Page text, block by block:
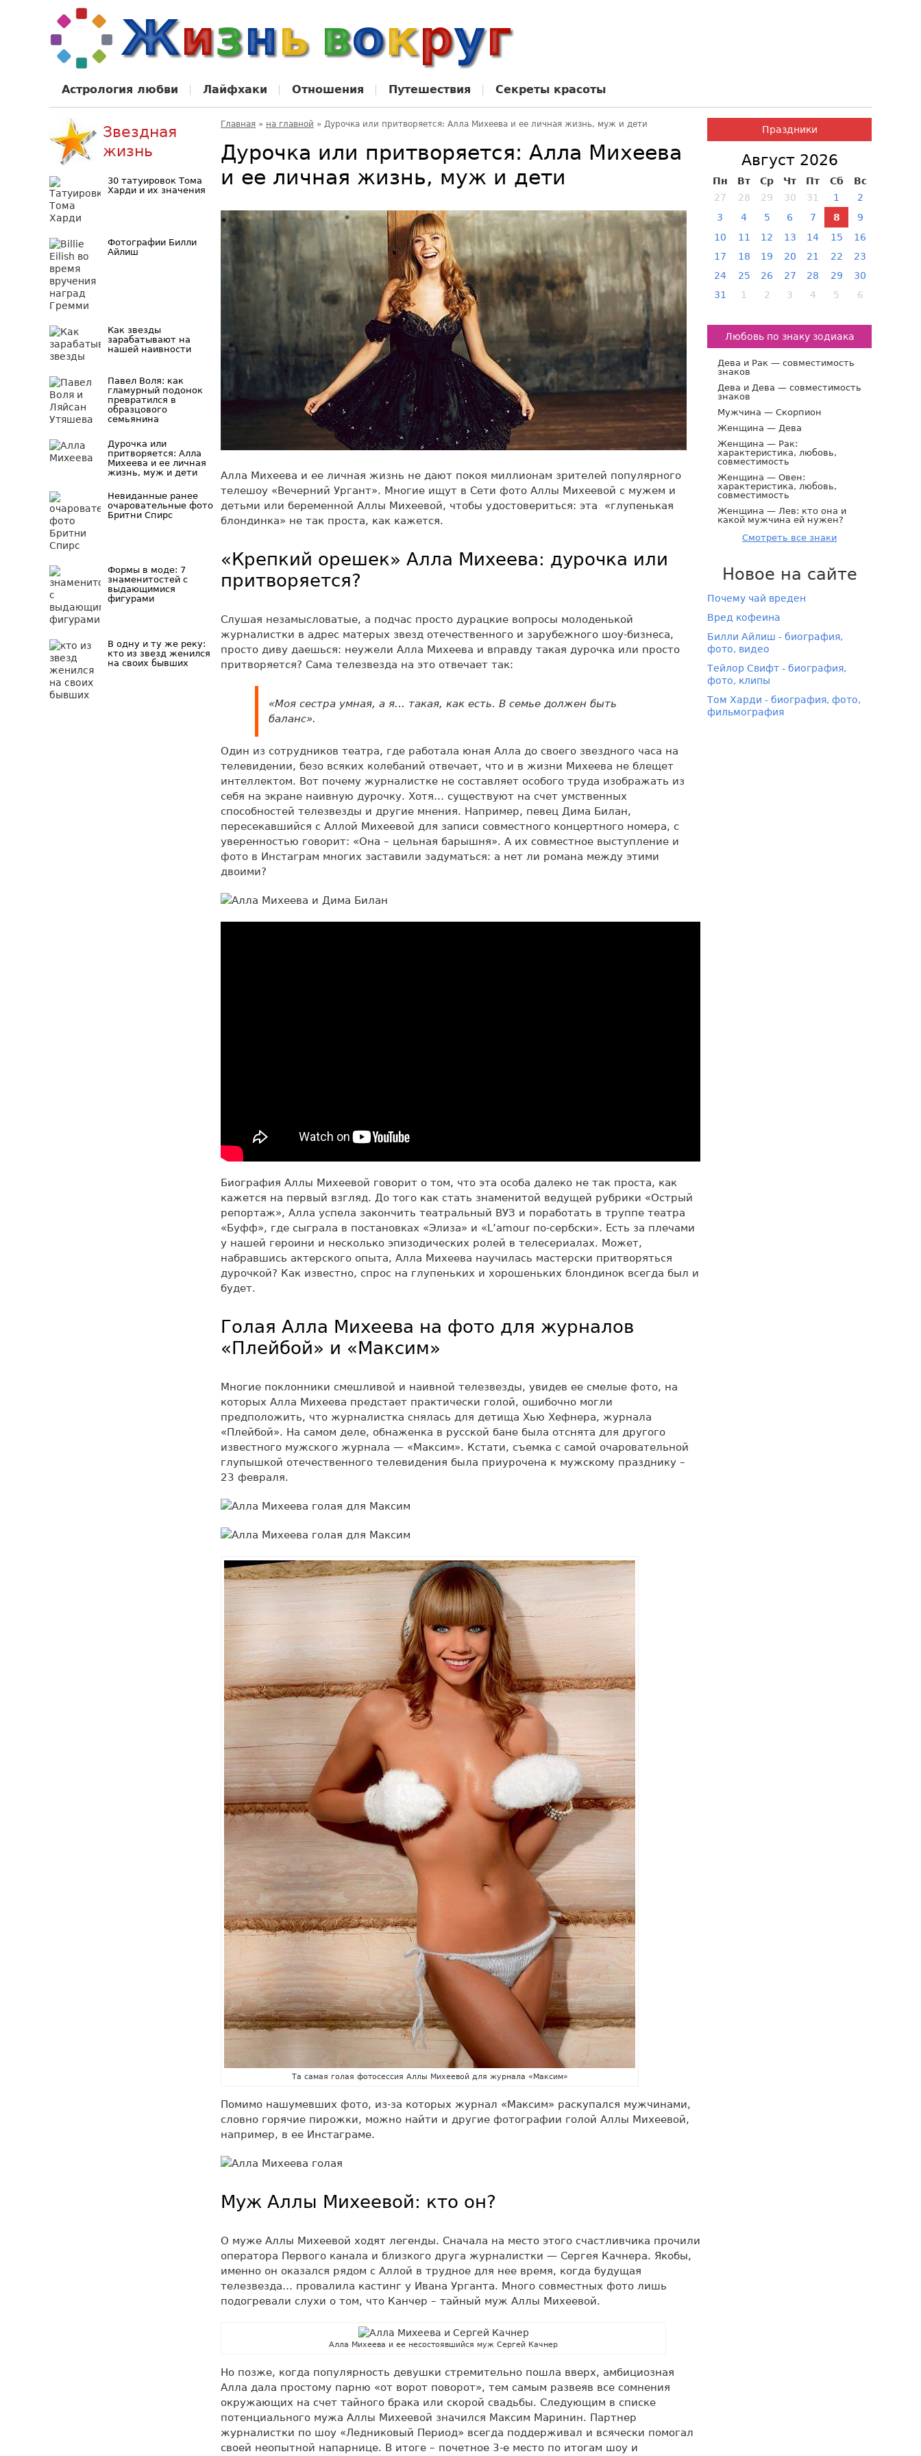
Астрология любви Лайфхаки Отношения Путешествия Секреты красоты
Главная » на главной » Дурочка или притворяется: Алла Михеева и ее личная жизнь, муж и дети
Дурочка или притворяется: Алла Михеева
и ее личная жизнь, муж и дети
Алла Михеева и ее личная жизнь не дают покоя миллионам зрителей популярного
телешоу «Вечерний Ургант». Многие ищут в Сети фото Аллы Михеевой с мужем и
детьми или беременной Аллы Михеевой, чтобы удостовериться: эта «глупенькая
блондинка» не так проста, как кажется.
«Крепкий орешек» Алла Михеева: дурочка или
притворяется?
Слушая незамысловатые, а подчас просто дурацкие вопросы молоденькой
журналистки в адрес матерых звезд отечественного и зарубежного шоу-бизнеса,
просто диву даешься: неужели Алла Михеева и вправду такая дурочка или просто
притворяется? Сама телезвезда на это отвечает так:
«Моя сестра умная, а я… такая, как есть. В семье должен быть
баланс».
Один из сотрудников театра, где работала юная Алла до своего звездного часа на
телевидении, безо всяких колебаний отвечает, что и в жизни Михеева не блещет
интеллектом. Вот почему журналистке не составляет особого труда изображать из
себя на экране наивную дурочку. Хотя… существуют на счет умственных
способностей телезвезды и другие мнения. Например, певец Дима Билан,
пересекавшийся с Аллой Михеевой для записи совместного концертного номера, с
уверенностью говорит: «Она – цельная барышня». А их совместное выступление и
фото в Инстаграм многих заставили задуматься: а нет ли романа между этими
двоими?
Биография Аллы Михеевой говорит о том, что эта особа далеко не так проста, как
кажется на первый взгляд. До того как стать знаменитой ведущей рубрики «Острый
репортаж», Алла успела закончить театральный ВУЗ и поработать в труппе театра
«Буфф», где сыграла в постановках «Элиза» и «L’amour по-сербски». Есть за плечами
у нашей героини и несколько эпизодических ролей в телесериалах. Может,
набравшись актерского опыта, Алла Михеева научилась мастерски притворяться
дурочкой? Как известно, спрос на глупеньких и хорошеньких блондинок всегда был и
будет.
Голая Алла Михеева на фото для журналов
«Плейбой» и «Максим»
Многие поклонники смешливой и наивной телезвезды, увидев ее смелые фото, на
которых Алла Михеева предстает практически голой, ошибочно могли
предположить, что журналистка снялась для детища Хью Хефнера, журнала
«Плейбой». На самом деле, обнаженка в русской бане была отснята для другого
известного мужского журнала — «Максим». Кстати, съемка с самой очаровательной
глупышкой отечественного телевидения была приурочена к мужскому празднику –
23 февраля.
Та самая голая фотосессия Аллы Михеевой для журнала «Максим»
Помимо нашумевших фото, из-за которых журнал «Максим» раскупался мужчинами,
словно горячие пирожки, можно найти и другие фотографии голой Аллы Михеевой,
например, в ее Инстаграме.
Муж Аллы Михеевой: кто он?
О муже Аллы Михеевой ходят легенды. Сначала на место этого счастливчика прочили
оператора Первого канала и близкого друга журналистки — Сергея Качнера. Якобы,
именно он оказался рядом с Аллой в трудное для нее время, когда будущая
телезвезда… провалила кастинг у Ивана Урганта. Много совместных фото лишь
подогревали слухи о том, что Канчер – тайный муж Аллы Михеевой.
Алла Михеева и ее несостоявшийся муж Сергей Качнер
Но позже, когда популярность девушки стремительно пошла вверх, амбициозная
Алла дала простому парню «от ворот поворот», тем самым развеяв все сомнения
окружающих на счет тайного брака или скорой свадьбы. Следующим в списке
потенциального мужа Аллы Михеевой значился Максим Маринин. Партнер
журналистки по шоу «Ледниковый Период» всегда поддерживал и всячески помогал
своей неопытной напарнице. В итоге – почетное 3-е место по итогам шоу и
Звездная
жизнь
30 татуировок Тома
Харди и их значения
Фотографии Билли
Айлиш
Как звезды
зарабатывают на
нашей наивности
Павел Воля: как
гламурный подонок
превратился в
образцового
семьянина
Дурочка или
притворяется: Алла
Михеева и ее личная
жизнь, муж и дети
Невиданные ранее
очаровательные фото
Бритни Спирс
Формы в моде: 7
знаменитостей с
выдающимися
фигурами
В одну и ту же реку:
кто из звезд женился
на своих бывших
Праздники
Август 2026
Пн Вт Ср Чт Пт Сб
Вс
27
28 29 30 31 1
2
3
4 5 6 7 8
9
10
11 12 13 14 15
16
17
18 19 20 21 22
23
24
25 26 27 28 29
30
31
1 2 3 4 5 6
Любовь по знаку зодиака
Дева и Рак — совместимость
знаков
Дева и Дева — совместимость
знаков
Мужчина — Скорпион
Женщина — Дева
Женщина — Рак:
характеристика, любовь,
совместимость
Женщина — Овен:
характеристика, любовь,
совместимость
Женщина — Лев: кто она и
какой мужчина ей нужен?
Смотреть все знаки
Новое на сайте
Почему чай вреден
Вред кофеина
Билли Айлиш - биография,
фото, видео
Тейлор Свифт - биография,
фото, клипы
Том Харди - биография, фото,
фильмография